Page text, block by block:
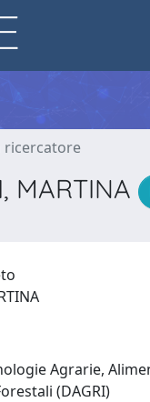
ricercatore
MARTINA
Agrarie,
(DAGRI)